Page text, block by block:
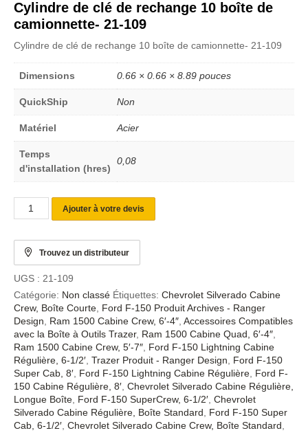
Cylindre de clé de rechange 10 boîte de
camionnette- 21-109
Cylindre de clé de rechange 10 boîte de camionnette- 21-109
Dimensions 0.66 × 0.66 × 8.89 pouces
QuickShip Non
Matériel Acier
Temps
d'installation (hres)
0,08
Ajouter à votre devis
Trouvez un distributeur
UGS : 21-109
Catégorie: Non classé Étiquettes: Chevrolet Silverado Cabine
Crew, Boîte Courte, Ford F-150 Produit Archives - Ranger
Design, Ram 1500 Cabine Crew, 6′-4″, Accessoires Compatibles
avec la Boîte à Outils Trazer, Ram 1500 Cabine Quad, 6′-4″,
Ram 1500 Cabine Crew, 5′-7″, Ford F-150 Lightning Cabine
Régulière, 6-1/2′, Trazer Produit - Ranger Design, Ford F-150
Super Cab, 8′, Ford F-150 Lightning Cabine Régulière, Ford F-
150 Cabine Régulière, 8′, Chevrolet Silverado Cabine Régulière,
Longue Boîte, Ford F-150 SuperCrew, 6-1/2′, Chevrolet
Silverado Cabine Régulière, Boîte Standard, Ford F-150 Super
Cab, 6-1/2′, Chevrolet Silverado Cabine Crew, Boîte Standard,